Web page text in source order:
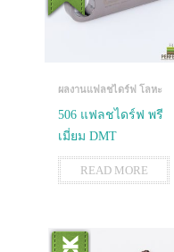
ผลงานแฟลชไดร์ฟ โลหะ
506 แฟลชไดร์ฟ พรี
เมี่ยม DMT
READ MORE